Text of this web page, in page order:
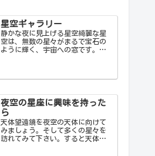
星空ギャラリー
静かな夜に見上げる星空綺麗な星
空は、無数の星々がまるで宝石の
ように輝く、宇宙への窓です。静
感…
夜空の星座に興味を持った
ら
天体望遠鏡を夜空の天体に向けて
みましょう。そして多くの星々を
訪れてみて下さい。すると天体望